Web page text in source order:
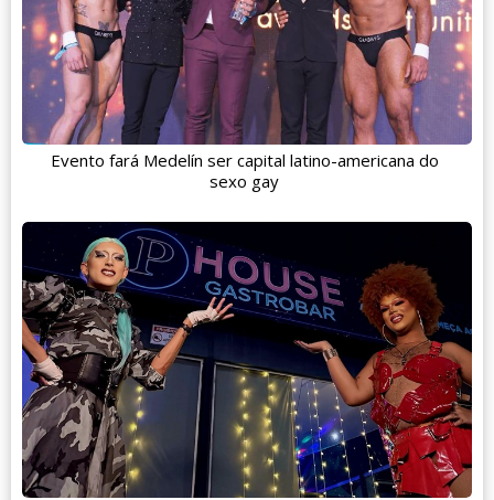
Evento fará Medelín ser capital latino-americana do
sexo gay